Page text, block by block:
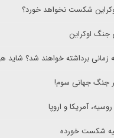
شکست نخواهد خورد؟
اوکراین
برداشته خواهند شد؟ شاید
جنگ جهانی سوم!
آمریکا و اروپا
شکست خورده